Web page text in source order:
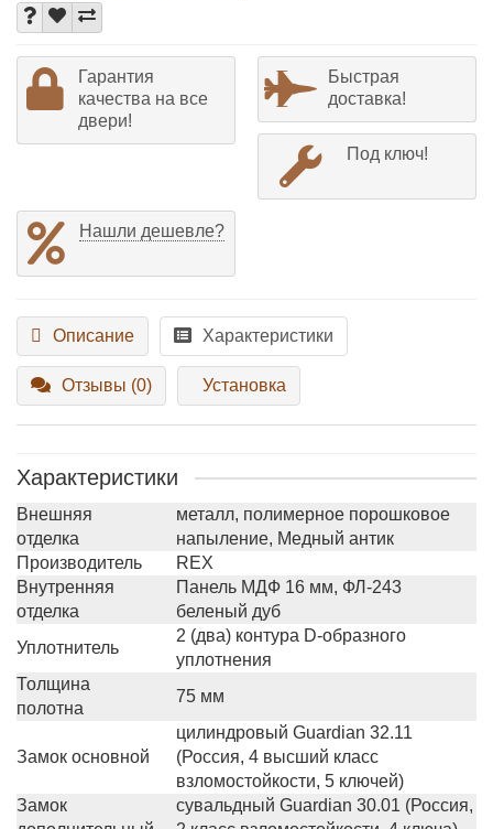
Гарантия
качества на все
двери!
Быстрая
доставка!
Под ключ!
Нашли дешевле?
Описание Характеристики
Отзывы (0) Установка
Характеристики
Внешняя
отделка
металл, полимерное порошковое
напыление, Медный антик
Производитель
REX
Внутренняя
отделка
Панель МДФ 16 мм, ФЛ-243
беленый дуб
Уплотнитель
2 (два) контура D-образного
уплотнения
Толщина
полотна
75 мм
Замок основной
цилиндровый Guardian 32.11
(Россия, 4 высший класс
взломостойкости, 5 ключей)
Замок
сувальдный Guardian 30.01 (Россия,